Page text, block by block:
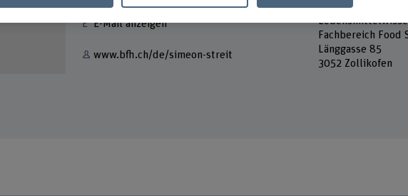
E-Mail anzeigen
www.bfh.ch/de/simeon-streit
Hochschule für
Fachbereich Food
Länggasse 85
3052 Zollikofen